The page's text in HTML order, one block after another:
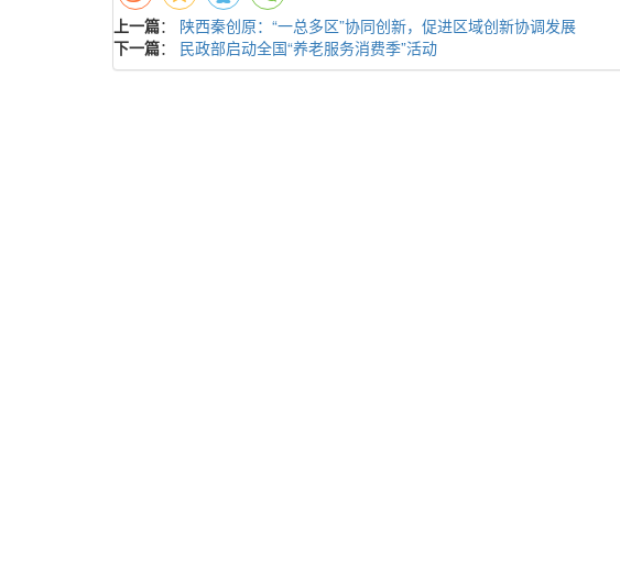
上一篇： 陕西秦创原：“一总多区”协同创新，促进区域创新协调发展
下一篇： 民政部启动全国“养老服务消费季”活动